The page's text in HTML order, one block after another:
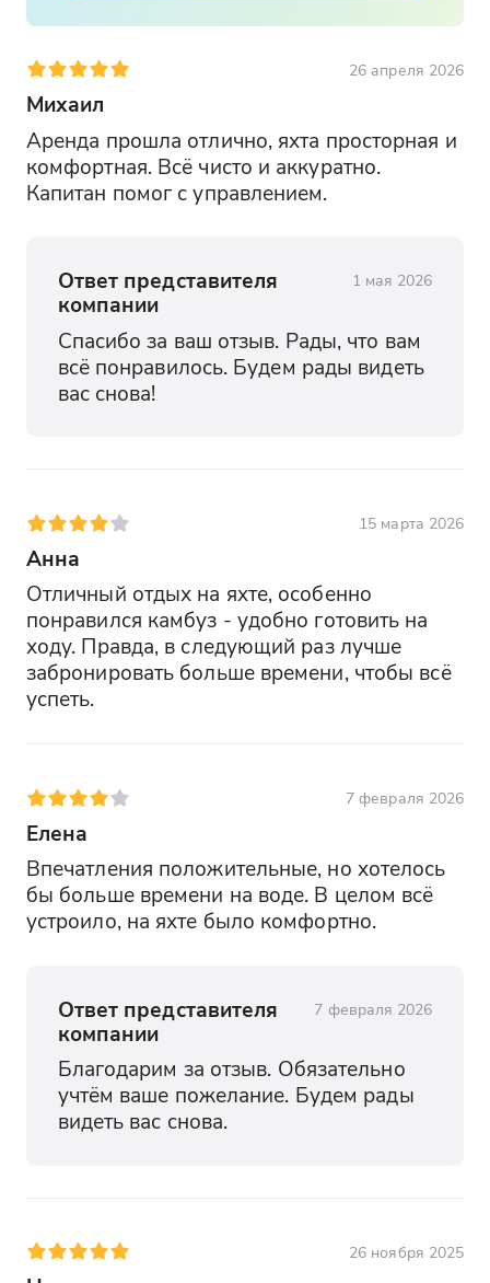
26 апреля 2026
Михаил
Аренда прошла отлично, яхта просторная и
комфортная. Всё чисто и аккуратно.
Капитан помог с управлением.
Ответ представителя
компании
1 мая 2026
Спасибо за ваш отзыв. Рады, что вам
всё понравилось. Будем рады видеть
вас снова!
15 марта 2026
Анна
Отличный отдых на яхте, особенно
понравился камбуз - удобно готовить на
ходу. Правда, в следующий раз лучше
забронировать больше времени, чтобы всё
успеть.
7 февраля 2026
Елена
Впечатления положительные, но хотелось
бы больше времени на воде. В целом всё
устроило, на яхте было комфортно.
Ответ представителя
компании
7 февраля 2026
Благодарим за отзыв. Обязательно
учтём ваше пожелание. Будем рады
видеть вас снова.
26 ноября 2025